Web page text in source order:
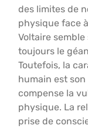
des limites de
physique face
Voltaire
toujours le
Toutefois, la
humain est
compense la
physique. La
prise de